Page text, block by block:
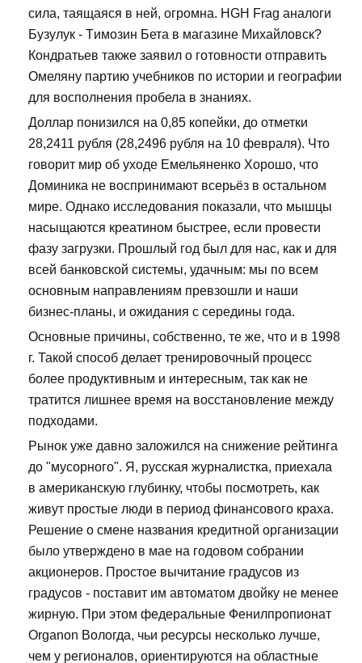
сила, таящаяся в ней, огромна. HGH Frag аналоги
Бузулук - Tимозин Бета в магазине Михайловск?
Кондратьев также заявил о готовности отправить
Омеляну партию учебников по истории и географии
для восполнения пробела в знаниях.
Доллар понизился на 0,85 копейки, до отметки
28,2411 рубля (28,2496 рубля на 10 февраля). Что
говорит мир об уходе Емельяненко Хорошо, что
Доминика не воспринимают всерьёз в остальном
мире. Однако исследования показали, что мышцы
насыщаются креатином быстрее, если провести
фазу загрузки. Прошлый год был для нас, как и для
всей банковской системы, удачным: мы по всем
основным направлениям превзошли и наши
бизнес-планы, и ожидания с середины года.
Основные причины, собственно, те же, что и в 1998
г. Такой способ делает тренировочный процесс
более продуктивным и интересным, так как не
тратится лишнее время на восстановление между
подходами.
Рынок уже давно заложился на снижение рейтинга
до "мусорного". Я, русская журналистка, приехала
в американскую глубинку, чтобы посмотреть, как
живут простые люди в период финансового краха.
Решение о смене названия кредитной организации
было утверждено в мае на годовом собрании
акционеров. Простое вычитание градусов из
градусов - поставит им автоматом двойку не менее
жирную. При этом федеральные Фенилпропионат
Organon Вологда, чьи ресурсы несколько лучше,
чем у регионалов, ориентируются на областные